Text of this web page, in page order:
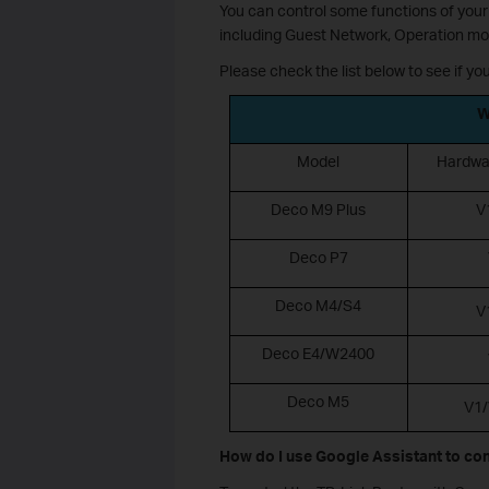
You can control some functions of
including Guest Network, Operation
Please check the list below to see if
Model
Deco M9 Plus
Deco P7
Deco M4/S4
Deco E4/W2400
Deco M5
How do I use Google Assistant to